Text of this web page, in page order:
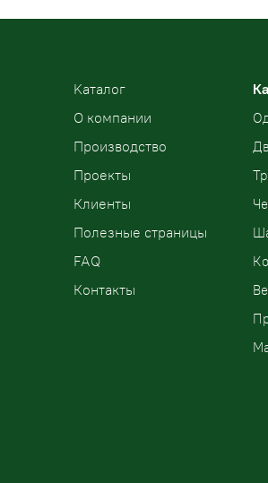
Kаталог
О компании
Производство
Проекты
Клиенты
Полезные страницы
FAQ
Контакты